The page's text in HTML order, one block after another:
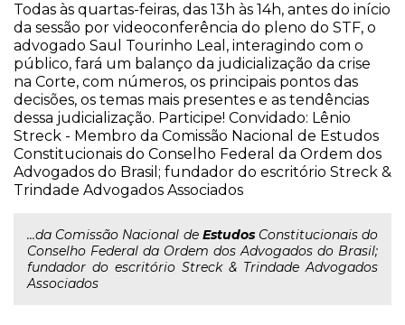
Todas às quartas-feiras, das 13h às 14h, antes do início
da sessão por videoconferência do pleno do STF, o
advogado Saul Tourinho Leal, interagindo com o
público, fará um balanço da judicialização da crise
na Corte, com números, os principais pontos das
decisões, os temas mais presentes e as tendências
dessa judicialização. Participe! Convidado: Lênio
Streck - Membro da Comissão Nacional de Estudos
Constitucionais do Conselho Federal da Ordem dos
Advogados do Brasil; fundador do escritório Streck &
Trindade Advogados Associados
...da Comissão Nacional de EstudosConstitucionais do
Conselho Federal da Ordem dos Advogados do Brasil;
fundador do escritório Streck & Trindade Advogados
Associados